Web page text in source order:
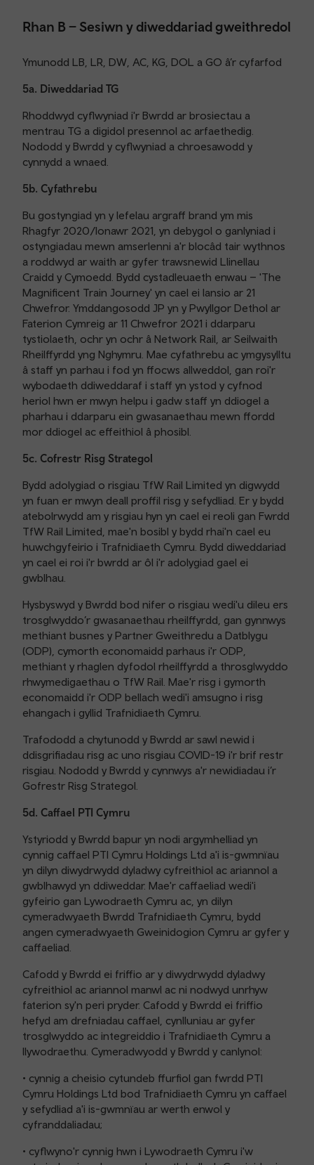
Rhan B – Sesiwn y diweddariad gweithredol
Ymunodd LB, LR, DW, AC, KG, DOL a GO â’r cyfarfod
5a. Diweddariad TG
Rhoddwyd cyflwyniad i'r Bwrdd ar brosiectau a
mentrau TG a digidol presennol ac arfaethedig.
Nododd y Bwrdd y cyflwyniad a chroesawodd y
cynnydd a wnaed.
5b. Cyfathrebu
Bu gostyngiad yn y lefelau argraff brand ym mis
Rhagfyr 2020/Ionawr 2021, yn debygol o ganlyniad i
ostyngiadau mewn amserlenni a'r blocâd tair wythnos
a roddwyd ar waith ar gyfer trawsnewid Llinellau
Craidd y Cymoedd. Bydd cystadleuaeth enwau – 'The
Magnificent Train Journey' yn cael ei lansio ar 21
Chwefror. Ymddangosodd JP yn y Pwyllgor Dethol ar
Faterion Cymreig ar 11 Chwefror 2021 i ddarparu
tystiolaeth, ochr yn ochr â Network Rail, ar Seilwaith
Rheilffyrdd yng Nghymru. Mae cyfathrebu ac ymgysylltu
â staff yn parhau i fod yn ffocws allweddol, gan roi'r
wybodaeth ddiweddaraf i staff yn ystod y cyfnod
heriol hwn er mwyn helpu i gadw staff yn ddiogel a
pharhau i ddarparu ein gwasanaethau mewn ffordd
mor ddiogel ac effeithiol â phosibl.
5c. Cofrestr Risg Strategol
Bydd adolygiad o risgiau TfW Rail Limited yn digwydd
yn fuan er mwyn deall proffil risg y sefydliad. Er y bydd
atebolrwydd am y risgiau hyn yn cael ei reoli gan Fwrdd
TfW Rail Limited, mae'n bosibl y bydd rhai'n cael eu
huwchgyfeirio i Trafnidiaeth Cymru. Bydd diweddariad
yn cael ei roi i'r bwrdd ar ôl i'r adolygiad gael ei
gwblhau.
Hysbyswyd y Bwrdd bod nifer o risgiau wedi'u dileu ers
trosglwyddo’r gwasanaethau rheilffyrdd, gan gynnwys
methiant busnes y Partner Gweithredu a Datblygu
(ODP), cymorth economaidd parhaus i'r ODP,
methiant y rhaglen dyfodol rheilffyrdd a throsglwyddo
rhwymedigaethau o TfW Rail. Mae'r risg i gymorth
economaidd i'r ODP bellach wedi'i amsugno i risg
ehangach i gyllid Trafnidiaeth Cymru.
Trafododd a chytunodd y Bwrdd ar sawl newid i
ddisgrifiadau risg ac uno risgiau COVID-19 i'r brif restr
risgiau. Nododd y Bwrdd y cynnwys a'r newidiadau i’r
Gofrestr Risg Strategol.
5d. Caffael PTI Cymru
Ystyriodd y Bwrdd bapur yn nodi argymhelliad yn
cynnig caffael PTI Cymru Holdings Ltd a'i is-gwmnïau
yn dilyn diwydrwydd dyladwy cyfreithiol ac ariannol a
gwblhawyd yn ddiweddar. Mae'r caffaeliad wedi'i
gyfeirio gan Lywodraeth Cymru ac, yn dilyn
cymeradwyaeth Bwrdd Trafnidiaeth Cymru, bydd
angen cymeradwyaeth Gweinidogion Cymru ar gyfer y
caffaeliad.
Cafodd y Bwrdd ei friffio ar y diwydrwydd dyladwy
cyfreithiol ac ariannol manwl ac ni nodwyd unrhyw
faterion sy'n peri pryder. Cafodd y Bwrdd ei friffio
hefyd am drefniadau caffael, cynlluniau ar gyfer
trosglwyddo ac integreiddio i Trafnidiaeth Cymru a
llywodraethu. Cymeradwyodd y Bwrdd y canlynol:
• cynnig a cheisio cytundeb ffurfiol gan fwrdd PTI
Cymru Holdings Ltd bod Trafnidiaeth Cymru yn caffael
y sefydliad a'i is-gwmnïau ar werth enwol y
cyfranddaliadau;
• cyflwyno'r cynnig hwn i Lywodraeth Cymru i'w